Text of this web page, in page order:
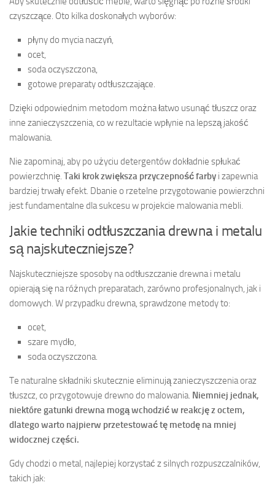
czyszczące. Oto kilka doskonałych wyborów:
płyny do mycia naczyń,
ocet,
soda oczyszczona,
gotowe preparaty odtłuszczające.
Dzięki odpowiednim metodom można łatwo usunąć tłuszcz oraz
inne zanieczyszczenia, co w rezultacie wpłynie na lepszą jakość
malowania.
Nie zapominaj, aby po użyciu detergentów dokładnie spłukać
powierzchnię. Taki krok zwiększa przyczepność farby i zapewnia
bardziej trwały efekt. Dbanie o rzetelne przygotowanie powierzchni
jest fundamentalne dla sukcesu w projekcie malowania mebli.
Jakie techniki odtłuszczania drewna i metalu
są najskuteczniejsze?
Najskuteczniejsze sposoby na odtłuszczanie drewna i metalu
opierają się na różnych preparatach, zarówno profesjonalnych, jak i
domowych. W przypadku drewna, sprawdzone metody to:
ocet,
szare mydło,
soda oczyszczona.
Te naturalne składniki skutecznie eliminują zanieczyszczenia oraz
tłuszcz, co przygotowuje drewno do malowania. Niemniej jednak,
niektóre gatunki drewna mogą wchodzić w reakcję z octem,
dlatego warto najpierw przetestować tę metodę na mniej
widocznej części.
Gdy chodzi o metal, najlepiej korzystać z silnych rozpuszczalników,
takich jak: